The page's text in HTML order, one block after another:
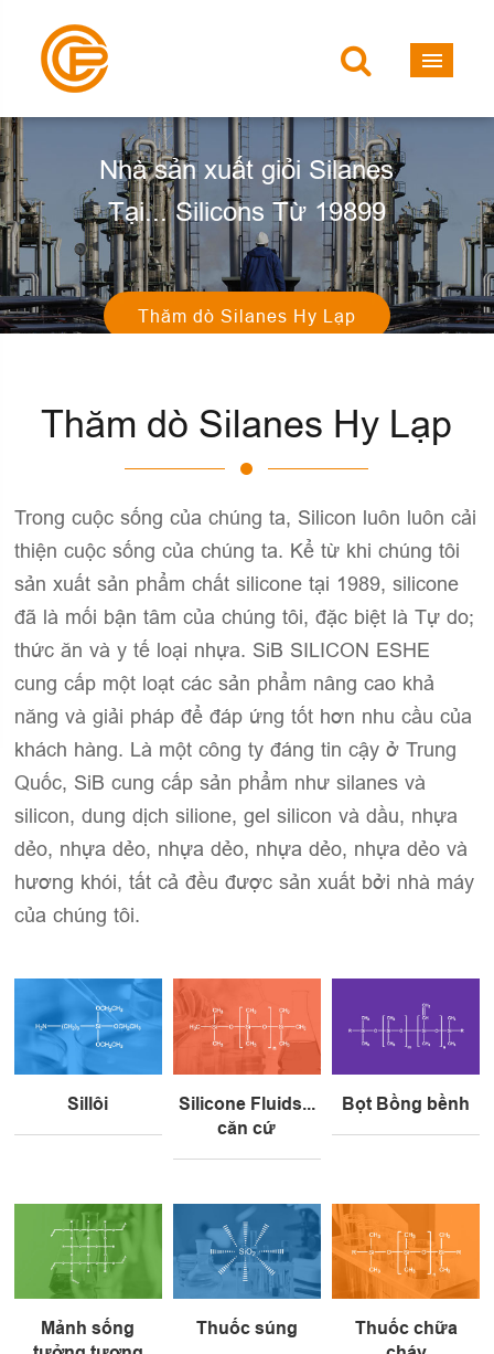
SiB SILICON
Nhà sản xuất giỏi Silanes
Tại... Silicons Từ 19899
Thăm dò Silanes Hy Lạp
Thăm dò Silanes Hy Lạp
Trong cuộc sống của chúng ta, Silicon luôn luôn cải
thiện cuộc sống của chúng ta. Kể từ khi chúng tôi
sản xuất sản phẩm chất silicone tại 1989, silicone
đã là mối bận tâm của chúng tôi, đặc biệt là Tự do;
thức ăn và y tế loại nhựa. SiB SILICON ESHE
cung cấp một loạt các sản phẩm nâng cao khả
năng và giải pháp để đáp ứng tốt hơn nhu cầu của
khách hàng. Là một công ty đáng tin cậy ở Trung
Quốc, SiB cung cấp sản phẩm như silanes và
silicon, dung dịch silione, gel silicon và dầu, nhựa
dẻo, nhựa dẻo, nhựa dẻo, nhựa dẻo, nhựa dẻo và
hương khói, tất cả đều được sản xuất bởi nhà máy
của chúng tôi.
Sillôi
Silicone Fluids...
căn cứ
Bọt Bồng bềnh
Mảnh sống
Thuốc súng
Thuốc chữa